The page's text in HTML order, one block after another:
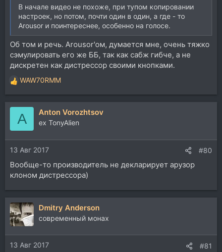
В начале видео не похоже, при тупом копировании
настроек, но потом, почти один в один, а где - то
Arousor и поинтереснее, особенно на голосе.
Об том и речь. Arousor'ом, думается мне, очень тяжко
сэмулировать его же ББ, так как сабж гибче, а не
дискретен как дистрессор своими кнопками.
Р
е
а
и
и
:
WAW70RMM
A Anton Vorozhtsov
ex TonyAlien
13 Авг 2017 #80
Вообще-то производитель не декларирует арузор
клоном дистрессора)
Dmitry Anderson
современный монах
13 Авг 2017 #81